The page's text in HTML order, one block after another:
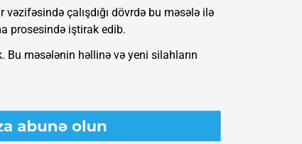
çalışdığı dövrdə bu məsələ ilə
prosesində iştirak edib.
Bu məsələnin həllinə və yeni silahların